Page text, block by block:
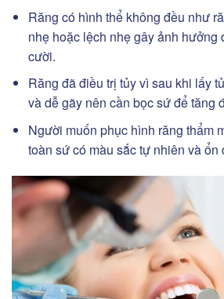
Răng có hình thể không đều như
nhẹ hoặc lệch nhẹ gây ảnh hưởng
cười.
Răng đã điều trị tủy vì sau khi lấy
và dễ gãy nên cần bọc sứ để tăng
Người muốn phục hình răng thẩm
toàn sứ có màu sắc tự nhiên và ổn